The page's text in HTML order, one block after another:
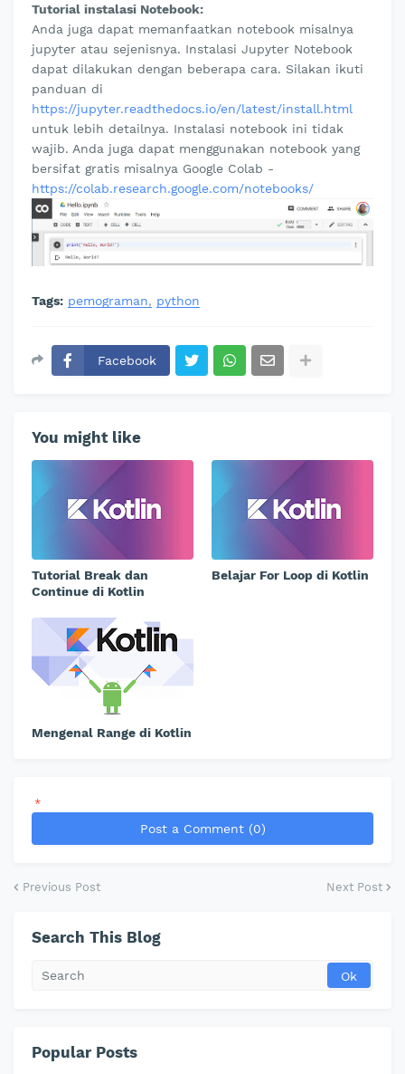
Tutorial instalasi Notebook:
Anda juga dapat memanfaatkan notebook misalnya
jupyter atau sejenisnya. Instalasi Jupyter Notebook
dapat dilakukan dengan beberapa cara. Silakan ikuti
panduan di
https://jupyter.readthedocs.io/en/latest/install.html
untuk lebih detailnya. Instalasi notebook ini tidak
wajib. Anda juga dapat menggunakan notebook yang
bersifat gratis misalnya Google Colab -
https://colab.research.google.com/notebooks/
Tags: pemograman python
Facebook
You might like
Tutorial Break dan
Continue di Kotlin
Belajar For Loop di Kotlin
Mengenal Range di Kotlin
*
Post a Comment (0)
Previous Post Next Post
Search This Blog
Popular Posts